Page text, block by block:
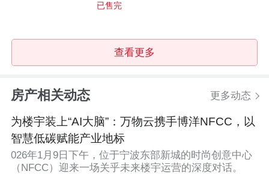
已售完
查看更多
房产相关动态 更多动态
为楼宇装上“AI大脑”：万物云携手博洋NFCC，以
智慧低碳赋能产业地标
026年1月9日下午，位于宁波东部新城的时尚创意中心
（NFCC）迎来一场关乎未来楼宇运营的深度对话。